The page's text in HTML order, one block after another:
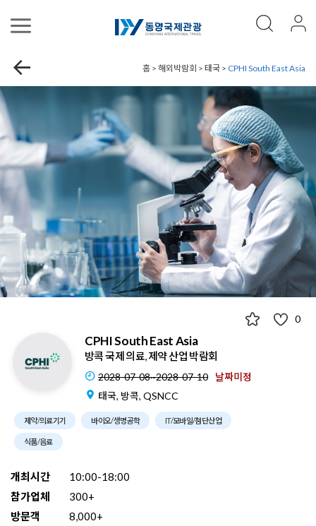
홈 > 해외박람회 > 태국 > CPHI South East Asia
0
CPHI South East Asia
방콕 국제 의료, 제약 산업 박람회
2028-07-08~2028-07-10
날짜미정
태국, 방콕, QSNCC
제약/의료기기 바이오/생명공학 IT/모바일/첨단산업
식품/음료
개최시간
10:00-18:00
참가업체
300+
방문객
8,000+